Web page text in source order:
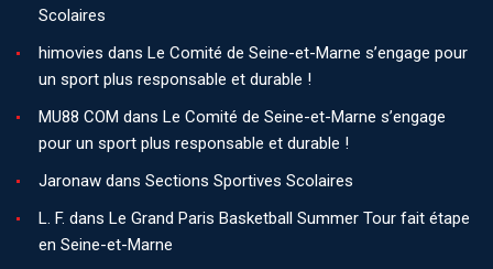
Scolaires
himovies dans Le Comité de Seine-et-Marne s’engage pour
un sport plus responsable et durable !
MU88 COM dans Le Comité de Seine-et-Marne s’engage
pour un sport plus responsable et durable !
Jaronaw dans Sections Sportives Scolaires
L. F. dans Le Grand Paris Basketball Summer Tour fait étape
en Seine-et-Marne